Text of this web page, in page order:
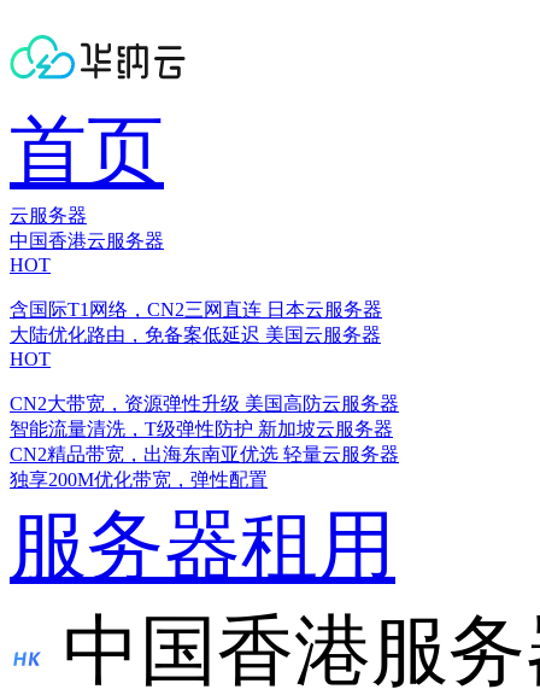
首页
云服务器
中国香港云服务器
HOT
含国际T1网络，CN2三网直连 日本云服务器
大陆优化路由，免备案低延迟 美国云服务器
HOT
CN2大带宽，资源弹性升级 美国高防云服务器
智能流量清洗，T级弹性防护 新加坡云服务器
CN2精品带宽，出海东南亚优选 轻量云服务器
独享200M优化带宽，弹性配置
服务器租用
中国香港服